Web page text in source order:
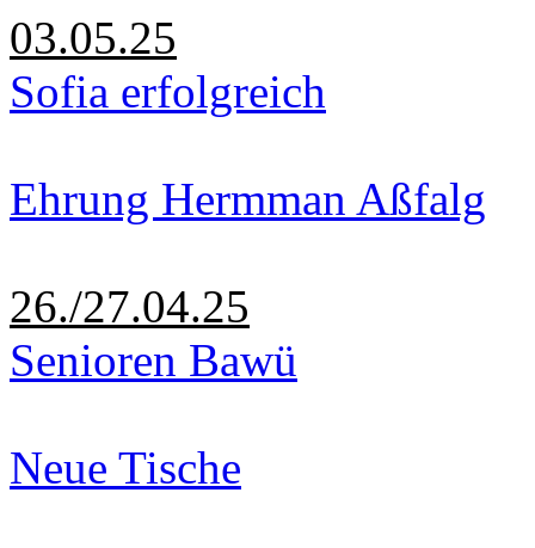
03.05.25
Sofia erfolgreich
Ehrung Hermman Aßfalg
26./27.04.25
Senioren Bawü
Neue Tische